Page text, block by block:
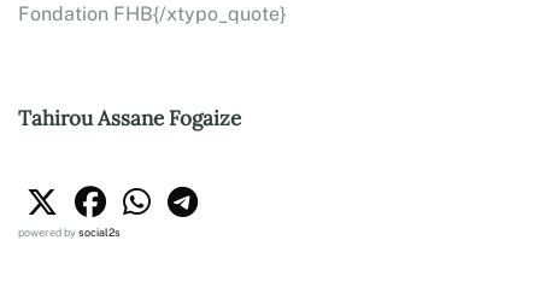
Fondation FHB{/xtypo_quote}
Tahirou Assane Fogaize
powered bysocial2s